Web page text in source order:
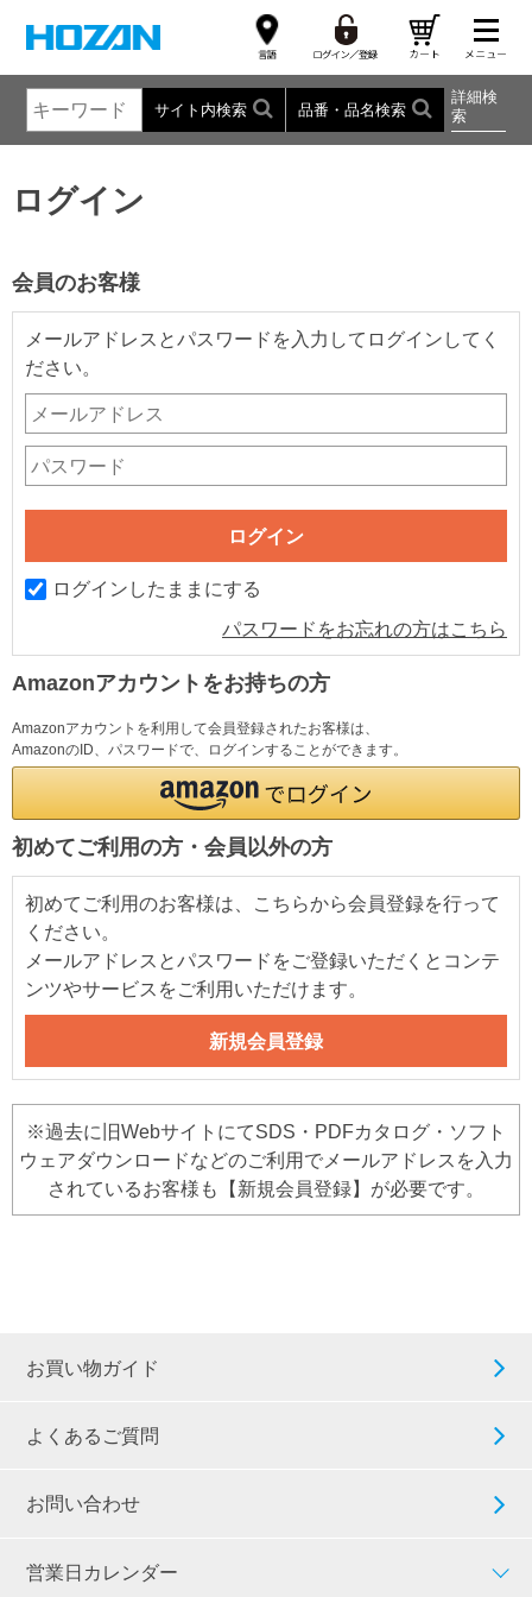
サイト内検索 品番・品名検索
詳細検
索
ログイン
会員のお客様
メールアドレスとパスワードを入力してログインしてく
ださい。
ログインしたままにする
パスワードをお忘れの方はこちら
Amazonアカウントをお持ちの方
Amazonアカウントを利用して会員登録されたお客様は、
AmazonのID、パスワードで、ログインすることができます。
初めてご利用の方・会員以外の方
初めてご利用のお客様は、こちらから会員登録を行って
ください。
メールアドレスとパスワードをご登録いただくとコンテ
ンツやサービスをご利用いただけます。
※過去に旧WebサイトにてSDS・PDFカタログ・ソフト
ウェアダウンロードなどのご利用でメールアドレスを入力
されているお客様も【新規会員登録】が必要です。
お買い物ガイド
よくあるご質問
お問い合わせ
営業日カレンダー